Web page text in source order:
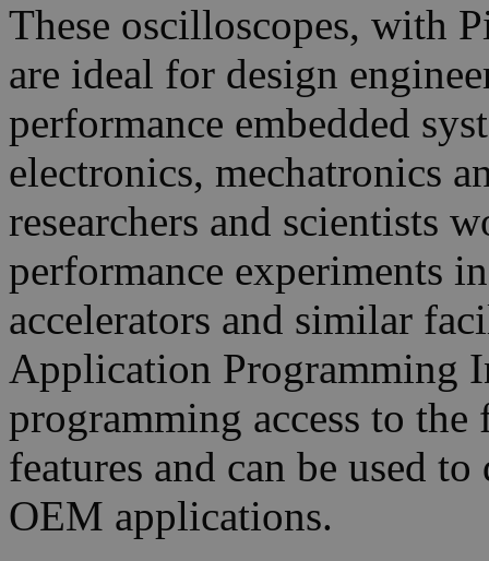
These oscilloscopes, with
are ideal for design
performance embedded
electronics, mechatronics
researchers and scientists
performance experiments
accelerators and similar
Application Programming
programming access to
features and can be used
OEM applications.